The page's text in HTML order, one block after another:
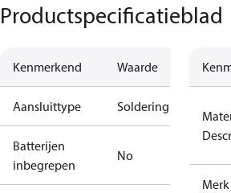
Productspecificatieblad
Kenmerkend Waarde
Aansluittype Soldering
Batterijen
inbegrepen
No
Merk